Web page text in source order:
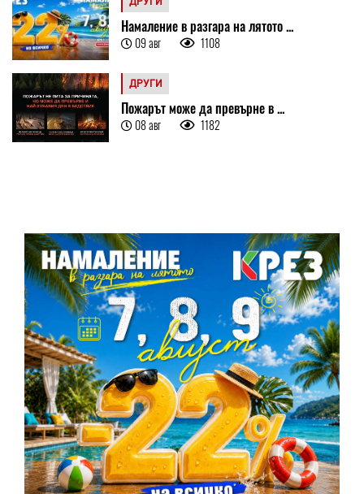
Намаление в разгара на лятото ...
09 авг 1108
ДРУГИ
Пожарът може да превърне в ...
08 авг 1182